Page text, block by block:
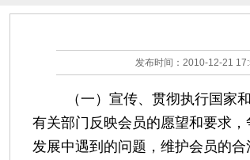
发布时间：2010-12-21
（一）宣传、贯彻执行国家
有关部门反映会员的愿望和要求
发展中遇到的问题，维护会员的